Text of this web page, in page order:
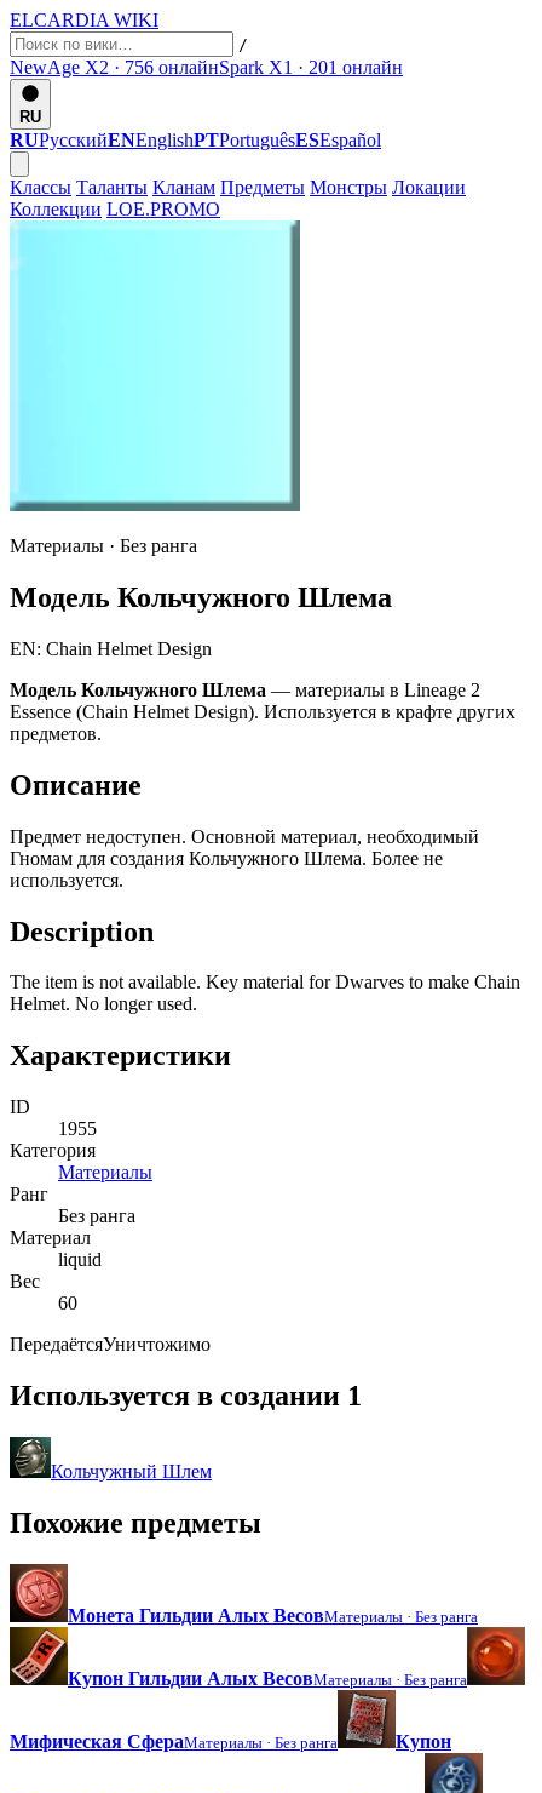
ELCARDIA WIKI
/
NewAge X2 · 756 онлайнSpark X1 · 201 онлайн
RU
RUРусскийENEnglishPTPortuguêsESEspañol
Классы Таланты Кланам Предметы Монстры Локации
Коллекции LOE.PROMO
Материалы · Без ранга
Модель Кольчужного Шлема
EN: Chain Helmet Design
Модель Кольчужного Шлема — материалы в Lineage 2
Essence (Chain Helmet Design). Используется в крафте других
предметов.
Описание
Предмет недоступен. Основной материал, необходимый
Гномам для создания Кольчужного Шлема. Более не
используется.
Description
The item is not available. Key material for Dwarves to make Chain
Helmet. No longer used.
Характеристики
ID
1955
Категория
Материалы
Ранг
Без ранга
Материал
liquid
Вес
60
ПередаётсяУничтожимо
Используется в создании 1
Кольчужный Шлем
Похожие предметы
Монета Гильдии Алых ВесовМатериалы · Без ранга
Купон Гильдии Алых ВесовМатериалы · Без ранга
Мифическая СфераМатериалы · Без ранга Купон